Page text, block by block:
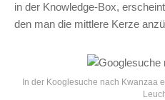
in der Knowledge-Box,
den man die mittlere Kerze
In der Kooglesuche nach Kwanzaa